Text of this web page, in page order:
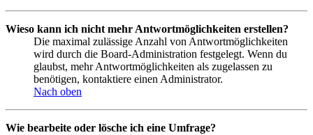
Wieso kann ich nicht mehr Antwortmöglichkeiten erstellen?
Die maximal zulässige Anzahl von Antwortmöglichkeiten
wird durch die Board-Administration festgelegt. Wenn du
glaubst, mehr Antwortmöglichkeiten als zugelassen zu
benötigen, kontaktiere einen Administrator.
Nach oben
Wie bearbeite oder lösche ich eine Umfrage?